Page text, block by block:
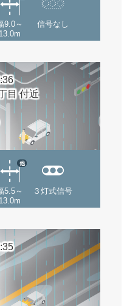
9.0～
13.0m
信号なし
目 付近
5.5～
13.0m
他
３灯式信号